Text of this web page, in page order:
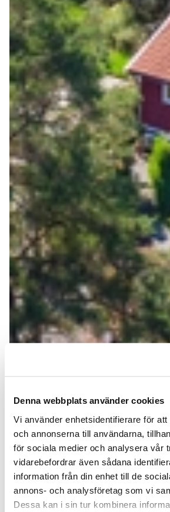
Denna webbplats använder cookies
Vi använder enhetsidentifierare för
och annonserna till användarna,
för sociala medier och analysera vår
vidarebefordrar även sådana
information från din enhet till de
annons- och analysföretag som vi
Dessa kan i sin tur kombinera